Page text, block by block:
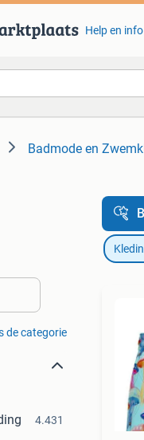
Help en info
Badmode en
de categorie
4.431